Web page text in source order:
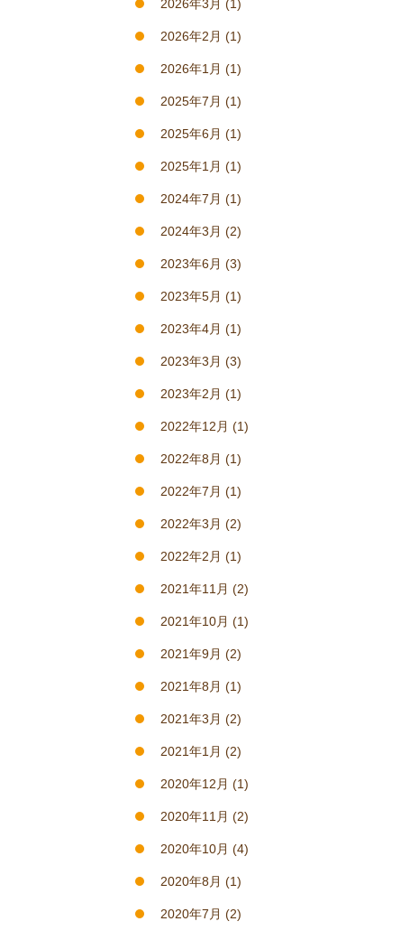
2026年3月 (1)
2026年2月 (1)
2026年1月 (1)
2025年7月 (1)
2025年6月 (1)
2025年1月 (1)
2024年7月 (1)
2024年3月 (2)
2023年6月 (3)
2023年5月 (1)
2023年4月 (1)
2023年3月 (3)
2023年2月 (1)
2022年12月 (1)
2022年8月 (1)
2022年7月 (1)
2022年3月 (2)
2022年2月 (1)
2021年11月 (2)
2021年10月 (1)
2021年9月 (2)
2021年8月 (1)
2021年3月 (2)
2021年1月 (2)
2020年12月 (1)
2020年11月 (2)
2020年10月 (4)
2020年8月 (1)
2020年7月 (2)